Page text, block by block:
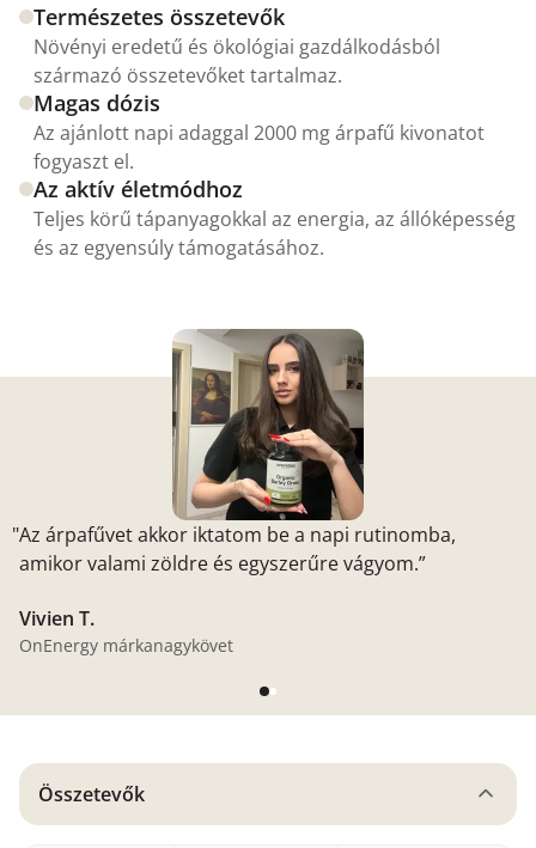
Természetes összetevők
Növényi eredetű és ökológiai gazdálkodásból
származó összetevőket tartalmaz.
Magas dózis
Az ajánlott napi adaggal 2000 mg árpafű kivonatot
fogyaszt el.
Az aktív életmódhoz
Teljes körű tápanyagokkal az energia, az állóképesség
és az egyensúly támogatásához.
"Az árpafűvet akkor iktatom be a napi rutinomba,
amikor valami zöldre és egyszerűre vágyom.”
Vivien T.
OnEnergy márkanagykövet
Összetevők